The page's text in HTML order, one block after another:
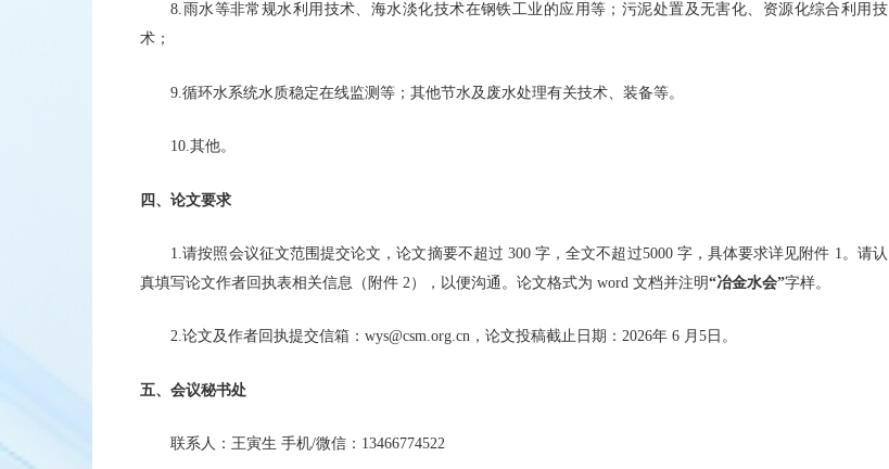
8.雨水等非常规水利用技术、海水淡化技术在钢铁工业的应用等；污泥处置及无害化、资源化综合利用技
术；
9.循环水系统水质稳定在线监测等；其他节水及废水处理有关技术、装备等。
10.其他。
四、论文要求
1.请按照会议征文范围提交论文，论文摘要不超过 300 字，全文不超过5000 字，具体要求详见附件 1。请认
真填写论文作者回执表相关信息（附件 2），以便沟通。论文格式为 word 文档并注明“冶金水会”字样。
2.论文及作者回执提交信箱：wys@csm.org.cn，论文投稿截止日期：2026年 6 月5日。
五、会议秘书处
联系人：王寅生 手机/微信：13466774522